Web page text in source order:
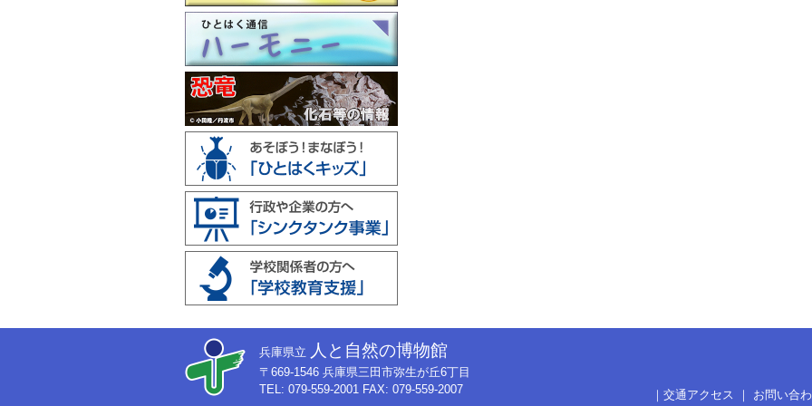
兵庫県立 人と自然の博物館
〒669-1546 兵庫県三田市弥生が丘6丁目
TEL: 079-559-2001 FAX: 079-559-2007
｜ 交通アクセス ｜ お問い合